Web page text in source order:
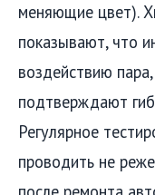
меняющие цвет).
показывают, что
воздействию
подтверждают
Регулярное
проводить не